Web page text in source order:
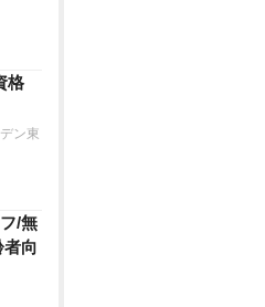
格
ン東
/無
者向